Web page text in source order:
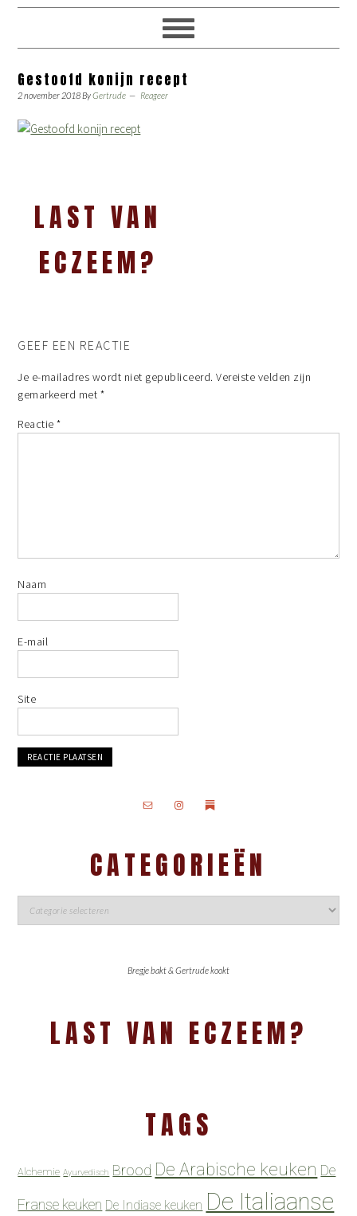
Gestoofd konijn recept
2 november 2018ByGertrude Reageer
LAST VAN
ECZEEM?
GEEF EEN REACTIE
Je e-mailadres wordt niet gepubliceerd. Vereiste velden zijn
gemarkeerd met *
Reactie*
Naam
E-mail
Site
CATEGORIEËN
Bregje bakt & Gertrude kookt
LAST VAN ECZEEM?
TAGS
Alchemie Ayurvedisch Brood De Arabische keuken De
Franse keuken De Indiase keuken De Italiaanse